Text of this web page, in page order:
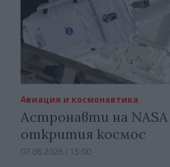
Авиация и космонавтика
Астронавти на NASA
открития космос
07.08.2026 / 15:00